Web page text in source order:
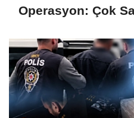
Operasyon: Çok